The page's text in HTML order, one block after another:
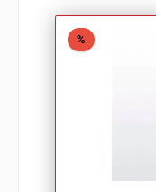
%Rabatt